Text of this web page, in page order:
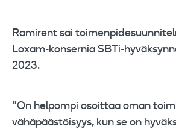
Ramirent sai
Loxam-konsernia SBTi-
2023.
”On helpompi osoittaa oman
vähäpäästöisyys, kun se on